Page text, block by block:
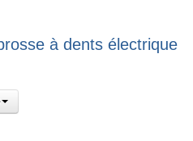
à dents électrique